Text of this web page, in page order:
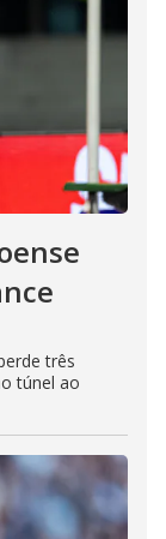
três
túnel ao